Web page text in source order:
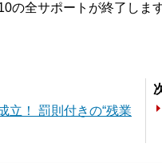
の全サポートが終了しま
立！ 罰則付きの“残業